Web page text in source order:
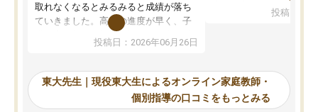
取れなくなるとみるみると成績が落ち
ていきました。高校の進度が早く、子
応を示します。東大先生にお願いして
れるので、親としても安心です。毎日
使える自習室とかもあり、わからない
ところがあれば先生が回答してくれる
投稿日：2026年06月26日
で、当初は模試でD判定
自習室が毎日使えていつ
謝です。
投稿日：
東大先生｜現役東大生によるオンライン家庭教師・
個別指導の口コミをもっとみる